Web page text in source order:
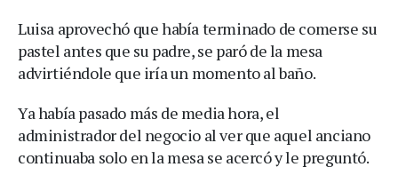
Luisa aprovechó que había terminado de comerse su
pastel antes que su padre, se paró de la mesa
advirtiéndole que iría un momento al baño.
Ya había pasado más de media hora, el
administrador del negocio al ver que aquel anciano
continuaba solo en la mesa se acercó y le preguntó.